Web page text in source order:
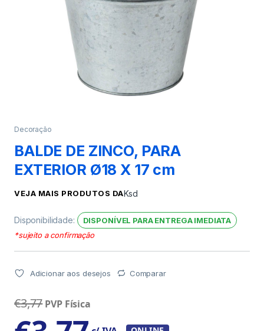
Decoração
BALDE DE ZINCO, PARA
EXTERIOR Ø18 X 17 cm
VEJA MAIS PRODUTOS DAKsd
Disponibilidade:
DISPONÍVEL PARA ENTREGA IMEDIATA
*sujeito a confirmação
Adicionar aos desejos Comparar
€3,77 PVP Física